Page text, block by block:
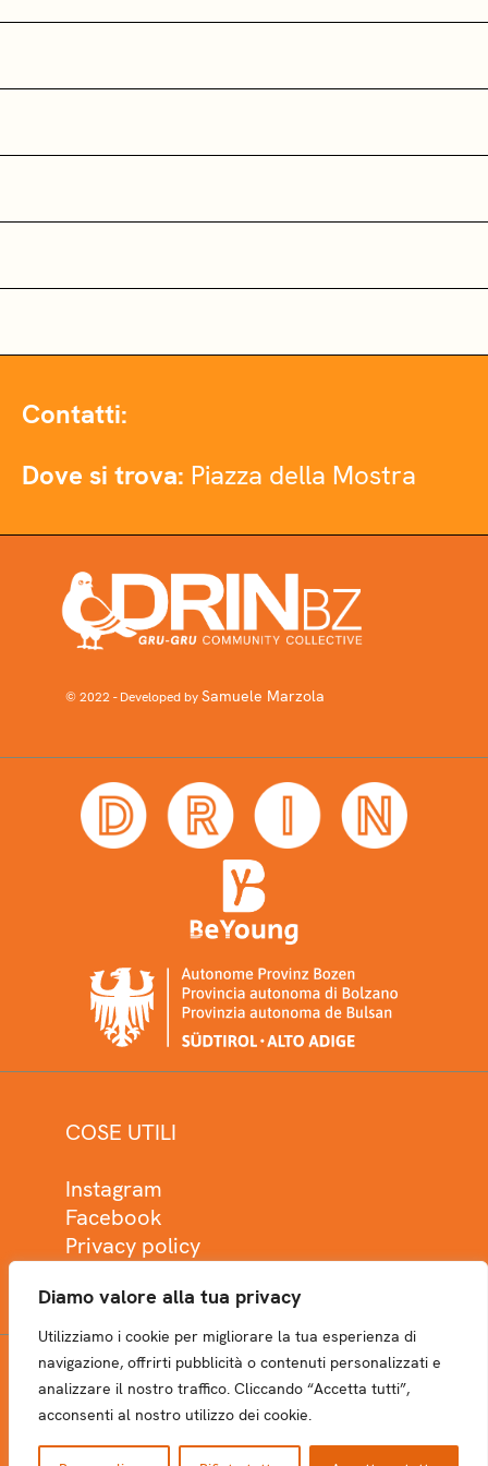
Diamo valore alla tua privacy
Utilizziamo i cookie per migliorare la tua esperienza di
navigazione, offrirti pubblicità o contenuti personalizzati e
analizzare il nostro traffico. Cliccando “Accetta tutti”,
acconsenti al nostro utilizzo dei cookie.
Contatti:
Dove si trova: Piazza della Mostra
© 2022 - Developed bySamuele Marzola
COSE UTILI
Instagram
Facebook
Privacy policy
NEWSLETTER